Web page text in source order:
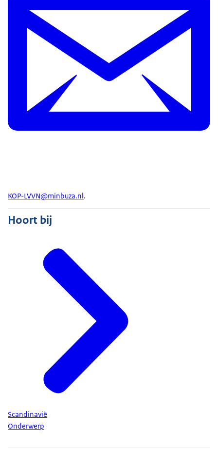
KOP-LVVN@minbuza.nl .
Hoort bij
Scandinavië
Onderwerp